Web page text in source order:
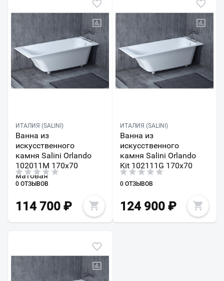
ИТАЛИЯ (SALINI)
Ванна из
искусственного
камня Salini Orlando
102011M 170х70
матовая
0 ОТЗЫВОВ
114 700 ₽
ИТАЛИЯ (SALINI)
Ванна из
искусственного
камня Salini Orlando
Kit 102111G 170х70
0 ОТЗЫВОВ
124 900₽